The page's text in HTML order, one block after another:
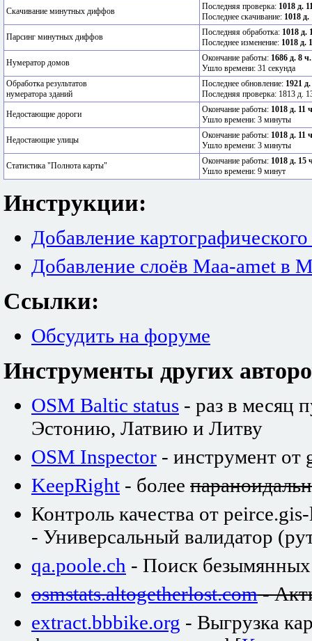
Скачивание минутных диффов Последняя проверка: 1018 д.
Последнее скачивание: 1018 д.
Парсинг минутных диффов Последняя обработка: 1018 д.
Последнее изменение: 1018 д.
Нумератор домов Окончание работы: 1686 д. 8
Ушло времени: 31 секунда
Обработка результатов
нумератора зданий
Последнее обновление: 1921
Последняя проверка: 1813 д.
Недостающие дороги Окончание работы: 1018 д. 11
Ушло времени: 3 минуты
Недостающие улицы Окончание работы: 1018 д. 11
Ушло времени: 3 минуты
Статистика "Полнота карты" Окончание работы: 1018 д. 15
Ушло времени: 9 минут
Инструкции:
Добавление
Добавление слоёв Maa-amet в
Ссылки:
Обсудить на форуме
Инструменты других
OSM Baltic status - раз в месяц
Эстонию, Латвию и Литву
OSM Inspector - инструмент от
KeepRight - более
Контроль качества от
- Универсальный валидатор
qa.poole.ch - Поиск
osmstats.altogetherlost.com-
extract.bbbike.org - Выгрузка